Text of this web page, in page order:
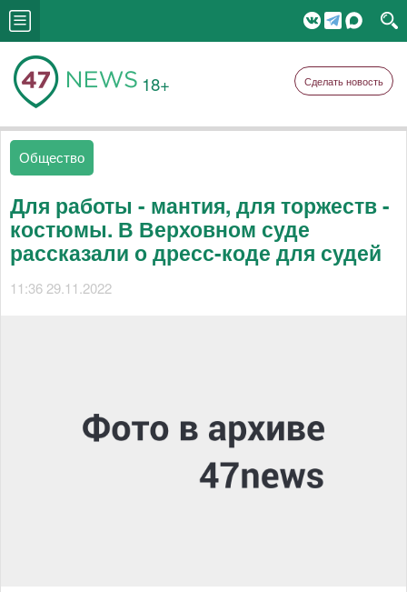
18+ Сделать новость
Общество
Для работы - мантия, для торжеств -
костюмы. В Верховном суде
рассказали о дресс-коде для судей
11:36 29.11.2022